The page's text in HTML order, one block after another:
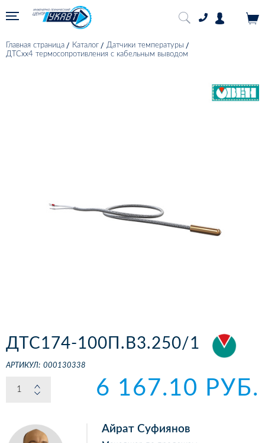
Главная страница Каталог
Датчики температуры
ДТСхх4 термосопротивления с кабельным выводом
ДТС174-100П.В3.250/1
АРТИКУЛ: 000130338
6 167.10 РУБ.
Айрат Суфиянов